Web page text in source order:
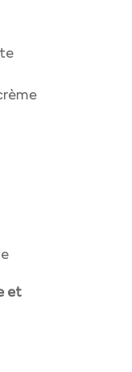
et